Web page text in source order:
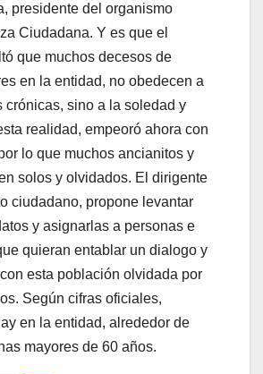
presidente del organismo
Ciudadana. Y es que el
que muchos decesos de
en la entidad, no obedecen a
crónicas, sino a la soledad y
realidad, empeoró ahora con
lo que muchos ancianitos y
solos y olvidados. El dirigente
ciudadano, propone levantar
y asignarlas a personas e
quieran entablar un dialogo y
esta población olvidada por
Según cifras oficiales,
en la entidad, alrededor de
mayores de 60 años.